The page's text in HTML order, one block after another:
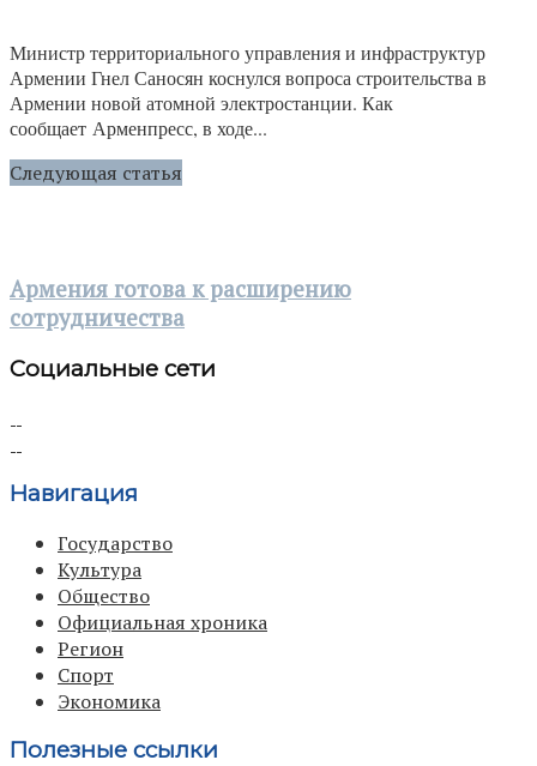
Министр территориального управления и инфраструктур
Армении Гнел Саносян коснулся вопроса строительства в
Армении новой атомной электростанции. Как
сообщает Арменпресс, в ходе...
Следующая статья
Армения готова к расширению
сотрудничества
Социальные сети
Навигация
Государство
Культура
Общество
Официальная хроника
Регион
Спорт
Экономика
Полезные ссылки